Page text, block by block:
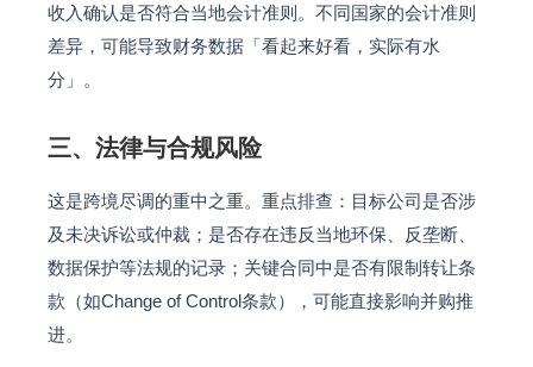
收入确认是否符合当地会计准则。不同国家的会计准则
差异，可能导致财务数据「看起来好看，实际有水
分」。
三、法律与合规风险
这是跨境尽调的重中之重。重点排查：目标公司是否涉
及未决诉讼或仲裁；是否存在违反当地环保、反垄断、
数据保护等法规的记录；关键合同中是否有限制转让条
款（如Change of Control条款），可能直接影响并购推
进。